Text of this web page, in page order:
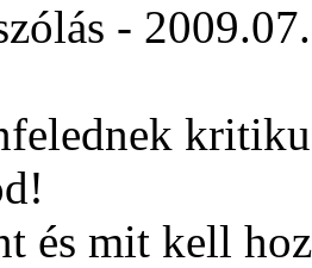
-
és mit kell